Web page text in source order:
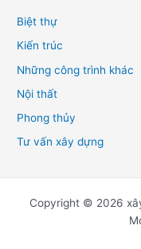
i
ế
m
:
Biệt thự
Kiến trúc
Những công trình khác
Nội thất
Phong thủy
Tư vấn xây dựng
Copyright © 2026